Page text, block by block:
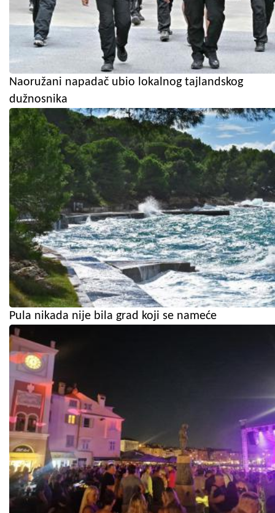
Naoružani napadač ubio lokalnog tajlandskog
dužnosnika
Pula nikada nije bila grad koji se nameće